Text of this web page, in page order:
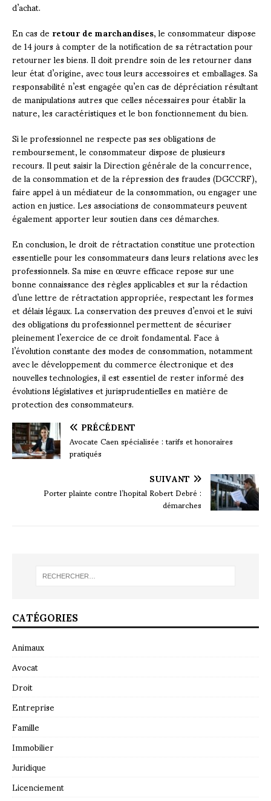
d’achat.
En cas deretour de marchandises, le consommateur dispose
de 14 jours à compter de la notification de sa rétractation pour
retourner les biens. Il doit prendre soin de les retourner dans
leur état d’origine, avec tous leurs accessoires et emballages. Sa
responsabilité n’est engagée qu’en cas de dépréciation résultant
de manipulations autres que celles nécessaires pour établir la
nature, les caractéristiques et le bon fonctionnement du bien.
Si le professionnel ne respecte pas ses obligations de
remboursement, le consommateur dispose de plusieurs
recours. Il peut saisir la Direction générale de la concurrence,
de la consommation et de la répression des fraudes (DGCCRF),
faire appel à un médiateur de la consommation, ou engager une
action en justice. Les associations de consommateurs peuvent
également apporter leur soutien dans ces démarches.
En conclusion, le droit de rétractation constitue une protection
essentielle pour les consommateurs dans leurs relations avec les
professionnels. Sa mise en œuvre efficace repose sur une
bonne connaissance des règles applicables et sur la rédaction
d’une lettre de rétractation appropriée, respectant les formes
et délais légaux. La conservation des preuves d’envoi et le suivi
des obligations du professionnel permettent de sécuriser
pleinement l’exercice de ce droit fondamental. Face à
l’évolution constante des modes de consommation, notamment
avec le développement du commerce électronique et des
nouvelles technologies, il est essentiel de rester informé des
évolutions législatives et jurisprudentielles en matière de
protection des consommateurs.
PRÉCÉDENT
Avocate Caen spécialisée : tarifs et honoraires
pratiqués
SUIVANT
Porter plainte contre l’hopital Robert Debré :
démarches
CATÉGORIES
Animaux
Avocat
Droit
Entreprise
Famille
Immobilier
Juridique
Licenciement